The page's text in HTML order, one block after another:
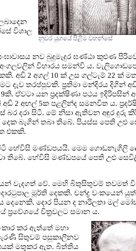
නුවර යුගයේ පිළිම වහන්සේ
විශාල
නව බුදුමැදුර ඝණ්ඨා කුළුණ
විහාරය සමන්වි ය.
අඩි 2 අගල් 10 ක් උස ගල්ටැම් 22 ක්
දැව තරප්පුවකි. ප්‍රතිමා මන්දිරය දිගින්
ඒවටා යන ප්‍රදක්ෂිණා පථය ඉදිරිපසින්
2 අඟල් 5ක පළලින්ද සමනවිත ය.
දරා සිටී. මේ නිසා ඇතිවන අඳුර දුරු
බැගින් තබා තිබේ. පියස්ස පෙති උළු
එකකි.
හේවිසි මණ්ඩපයයි. මෙම ගොඩනැගිලි
තිබේ. හේවිසි මණ්ඩපයේ පෙති උළු
වැදගත් වේ. මෙහි බිතුසිතුවම් තවමත්
මූර්ති දෙකකි. චන්ද්‍ර වංකයෙන්
දොර පියන ද නාරිලතා මල්
චිත්‍රවලට සමාන ය.
කර ඇත්තේ මහා
සිතුවම් පසුකාලීනව
මතුකර ඇත. බිත්තිය